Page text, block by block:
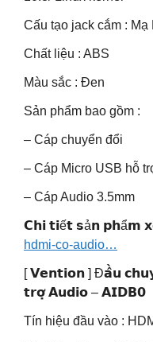
Cấu tạo jack cắm : Mạ
Chất liệu : ABS
Màu sắc : Đen
Sản phẩm bao gồm :
– Cáp chuyển đổi
– Cáp Micro USB hỗ
– Cáp Audio 3.5mm
𝗖𝗵𝗶 𝘁𝗶ế𝘁 𝘀ả𝗻 𝗽𝗵ẩ𝗺
hdmi-co-audio…
[ 𝗩𝗲𝗻𝘁𝗶𝗼𝗻 ] Đ𝗮̂̀𝘂
𝘁𝗿𝗼̛̣ 𝗔𝘂𝗱𝗶𝗼 – 𝗔𝗜𝗗𝗕𝟬
Tín hiệu đầu vào :